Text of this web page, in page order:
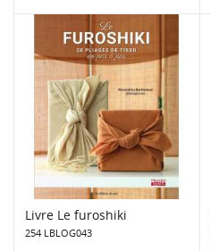
Livre Le furoshiki
254 LBLOG043